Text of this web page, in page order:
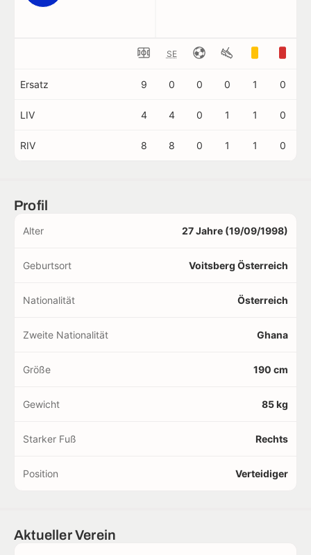
SE
Ersatz 9 0 0 0 1 0
LIV 4 4 0 1 1 0
RIV 8 8 0 1 1 0
Profil
Alter 27 Jahre (19/09/1998)
Geburtsort Voitsberg Österreich
Nationalität Österreich
Zweite Nationalität Ghana
Größe 190 cm
Gewicht 85 kg
Starker Fuß Rechts
Position Verteidiger
Aktueller Verein